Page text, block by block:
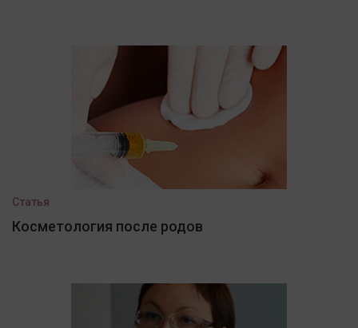
Статья
Косметология после родов